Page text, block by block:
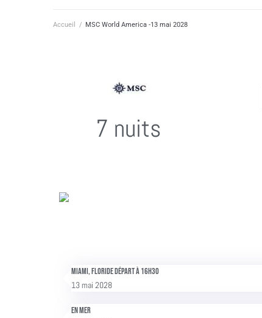
Accueil / MSC World America -13 mai 2028
7 nuits
Miami, Floride Départ à 16h30
13 mai 2028
En mer